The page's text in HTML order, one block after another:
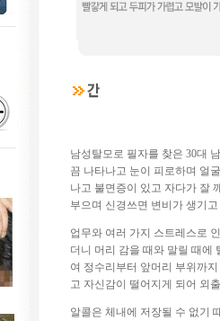
남성탈모로 필자를 찾은 30대
끔 나타나고 눈이 피로하며 얼
나고 불면증이 있고 자다가 잘
부으며 신경쓰면 변비가 생기
업무와 여러 가지 스트레스로
더니 머리 감을 때와 말릴 때에
여 정수리부터 앞머리 부위까
고 자신감이 떨어지게 되어 외
알콜은 체내에 저장될 수 없기